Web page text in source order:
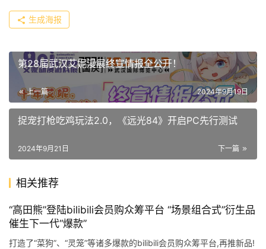
生成海报
第28届武汉艾妮漫展终宣情报全公开！
上一篇 2024年9月19日
捉宠打枪吃鸡玩法2.0，《远光84》开启PC先行测试
下一篇
2024年9月21日
相关推荐
“高田熊”登陆bilibili会员购众筹平台 “场景组合式”衍生品
催生下一代“爆款”
打造了“菜狗”、“灵笼”等诸多爆款的bilibili会员购众筹平台,再推新品!